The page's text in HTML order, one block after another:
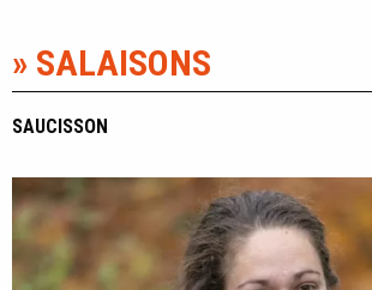
» SALAISONS
SAUCISSON